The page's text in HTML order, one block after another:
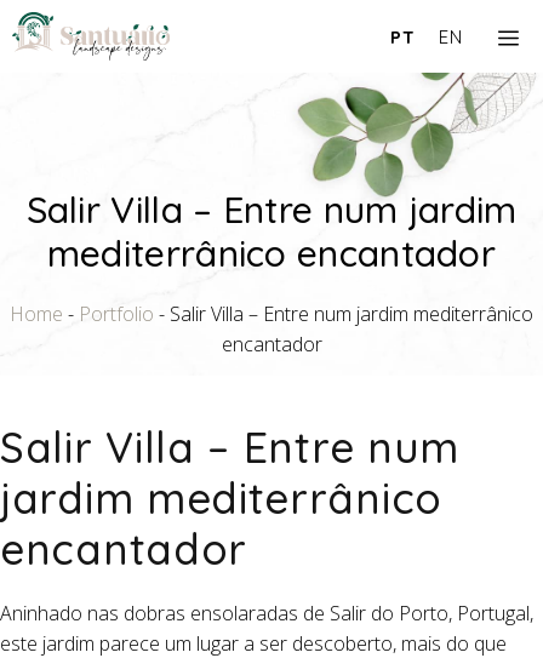
Saltar
para
PT EN
Salir Villa – Entre num jardim
mediterrânico encantador
Home - Portfolio - Salir Villa – Entre num jardim mediterrânico
encantador
Salir Villa – Entre num
jardim mediterrânico
encantador
Aninhado nas dobras ensolaradas de Salir do Porto, Portugal,
este jardim parece um lugar a ser descoberto, mais do que